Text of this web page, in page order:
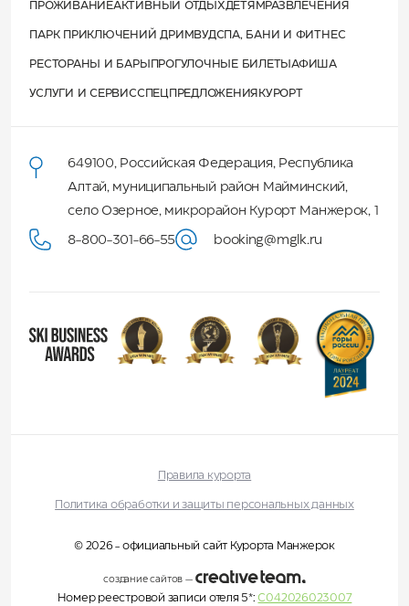
ПРОЖИВАНИЕАКТИВНЫЙ ОТДЫХДЕТЯМ РАЗВЛЕЧЕНИЯ
ПАРК ПРИКЛЮЧЕНИЙ ДРИМВУД СПА, БАНИ И ФИТНЕС
РЕСТОРАНЫ И БАРЫ ПРОГУЛОЧНЫЕ БИЛЕТЫАФИША
УСЛУГИ И СЕРВИССПЕЦПРЕДЛОЖЕНИЯ КУРОРТ
649100, Российская Федерация, Республика
Алтай, муниципальный район Майминский,
село Озерное, микрорайон Курорт Манжерок, 1
8-800-301-66-55 booking@mglk.ru
Правила курорта
Политика обработки и защиты персональных данных
© 2026 - официальный сайт Курорта Манжерок
создание сайтов—
Номер реестровой записи отеля 5*:С042026023007